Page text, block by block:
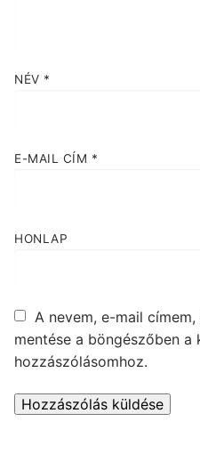
NÉV *
E-MAIL CÍM *
HONLAP
A nevem, e-mail
mentése a böngészőben a
hozzászólásomhoz.